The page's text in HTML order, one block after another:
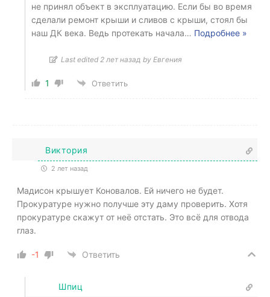
не принял объект в эксплуатацию. Если бы во время
сделали ремонт крыши и сливов с крыши, стоял бы
наш ДК века. Ведь протекать начала… Подробнее »
Last edited 2 лет назад by Евгения
1 Ответить
Виктория
2 лет назад
Мадисон крышует Коновалов. Ей ничего не будет.
Прокуратуре нужно получше эту даму проверить. Хотя
прокуратуре скажут от неё отстать. Это всё для отвода
глаз.
-1 Ответить
Шпиц